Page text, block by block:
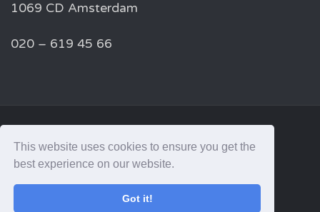
This website uses cookies to ensure you get the
best experience on our website.
Got it!
1069 CD Amsterdam
020 – 619 45 66